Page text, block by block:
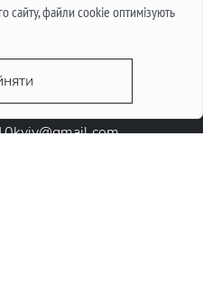
сайту, файли cookie оптимізують